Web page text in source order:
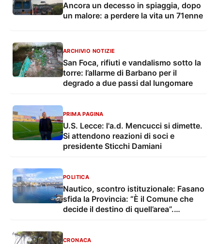
Ancora un decesso in spiaggia, dopo
un malore: a perdere la vita un 71enne
ARCHIVIO NOTIZIE
San Foca, rifiuti e vandalismo sotto la
torre: l’allarme di Barbano per il
degrado a due passi dal lungomare
PRIMA PAGINA
U.S. Lecce: l'a.d. Mencucci si dimette.
Si attendono reazioni di soci e
presidente Sticchi Damiani
POLITICA
Nautico, scontro istituzionale: Fasano
sfida la Provincia: “È il Comune che
decide il destino di quell’area”.
CRONACA